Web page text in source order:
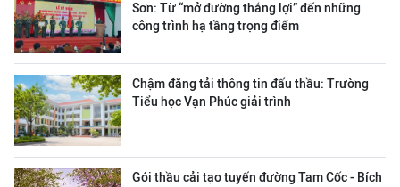
Sơn: Từ “mở đường thắng lợi” đến những
công trình hạ tầng trọng điểm
Chậm đăng tải thông tin đấu thầu: Trường
Tiểu học Vạn Phúc giải trình
Gói thầu cải tạo tuyến đường Tam Cốc - Bích